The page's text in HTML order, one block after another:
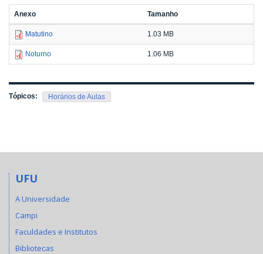
Anexo Tamanho
Matutino 1.03 MB
Noturno 1.06 MB
Tópicos: Horários de Aulas
UFU
A Universidade
Campi
Faculdades e Institutos
Bibliotecas